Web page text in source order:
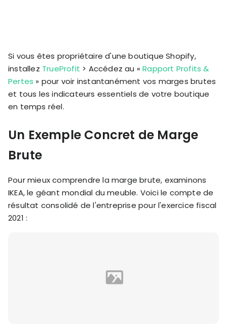
Si vous êtes propriétaire d'une boutique Shopify,
installez TrueProfit > Accédez au «Rapport Profits &
Pertes » pour voir instantanément vos marges brutes
et tous les indicateurs essentiels de votre boutique
en temps réel.
Un Exemple Concret de Marge
Brute
Pour mieux comprendre la marge brute, examinons
IKEA, le géant mondial du meuble. Voici le compte de
résultat consolidé de l'entreprise pour l'exercice fiscal
2021 :